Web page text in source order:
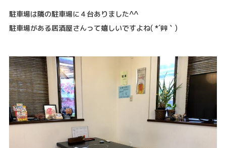
駐車場は隣の駐車場に４台ありました^^
駐車場がある居酒屋さんって嬉しいですよね( *´艸｀)